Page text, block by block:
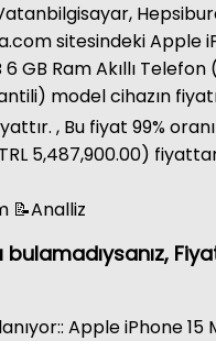
sitesindeki Apple
6 GB Ram Akıllı
model cihazın
, Bu fiyat 99%
5,487,900.00)
📝Analliz
Apple iPhone 15